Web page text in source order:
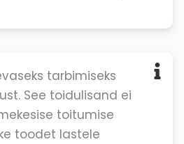
tarbimiseks
See toidulisand ei
toitumise
toodet lastele